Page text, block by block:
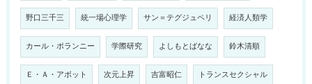
野口三千三 統一場心理学 サン＝テグジュペリ 経済人類学
カール・ポランニー 学際研究 よしもとばなな 鈴木清順
Ｅ・Ａ・アボット 次元上昇 吉富昭仁 トランスセクシャル